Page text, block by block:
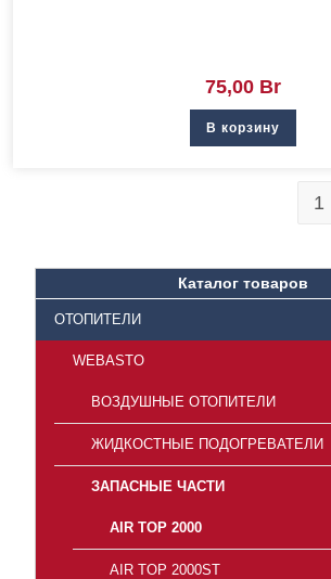
75,00 Br
В корзину
1
Каталог товаров
ОТОПИТЕЛИ
WEBASTO
ВОЗДУШНЫЕ ОТОПИТЕЛИ
ЖИДКОСТНЫЕ ПОДОГРЕВАТЕЛИ
ЗАПАСНЫЕ ЧАСТИ
AIR TOP 2000
AIR TOP 2000ST